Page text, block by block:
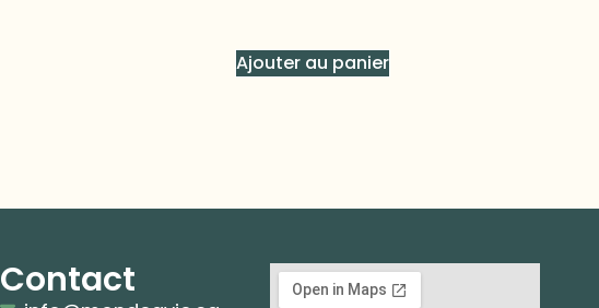
Ajouter au panier
Contact